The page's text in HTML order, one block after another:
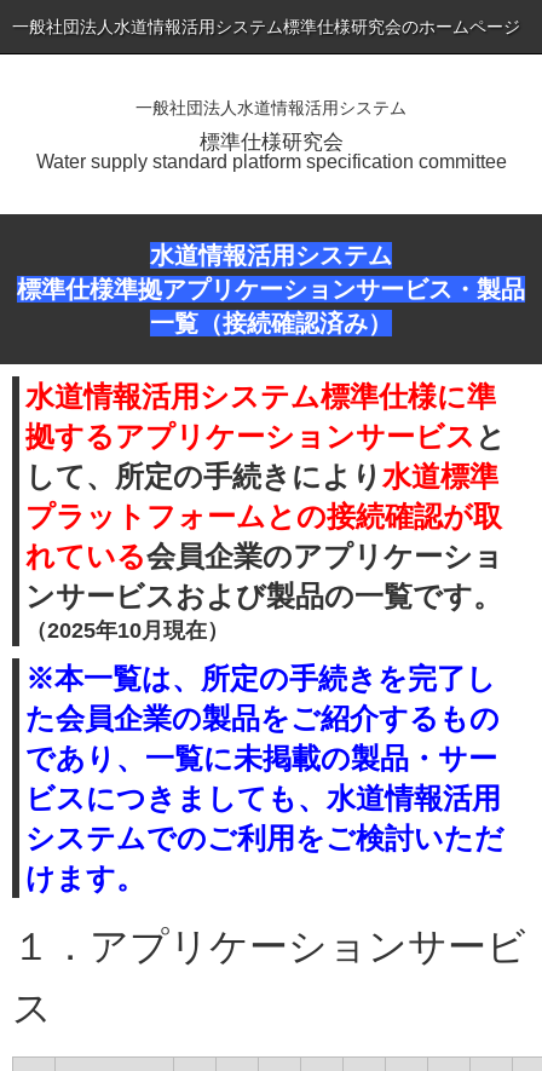
一般社団法人水道情報活用システム標準仕様研究会のホームページ
一般社団法人水道情報活用システム
標準仕様研究会
Water supply standard platform specification committee
会員専用ページ
会員一覧
研究会について
お問い合わせ
アプリケーションサービス・製品一覧
水道情報活用システム
標準仕様準拠アプリケーションサービス・製品
一覧 （接続確認済み）
水道情報活用システム標準仕様に準
拠するアプリケーションサービス と
して、所定の手続きにより 水道標準
プラットフォームとの接続確認が取
れている会員企業のアプリケーショ
ンサービスおよび製品の一覧です。
（2025年10月現在）
※本一覧は、所定の手続きを完了し
た会員企業の製品をご紹介するもの
であり、一覧に未掲載の製品・サー
ビスにつきましても、水道情報活用
システムでのご利用をご検討いただ
けます。
１．アプリケーションサービ
ス